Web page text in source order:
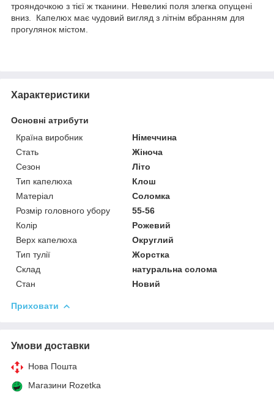
трояндочкою з тієї ж тканини. Невеликі поля злегка опущені
вниз. Капелюх має чудовий вигляд з літнім вбранням для
прогулянок містом.
Характеристики
Основні атрибути
Країна виробник
Німеччина
Стать
Жіноча
Сезон
Літо
Тип капелюха
Клош
Матеріал
Соломка
Розмір головного убору
55-56
Колір
Рожевий
Верх капелюха
Округлий
Тип тулії
Жорстка
Склад
натуральна солома
Стан
Новий
Приховати
Умови доставки
Нова Пошта
Магазини Rozetka